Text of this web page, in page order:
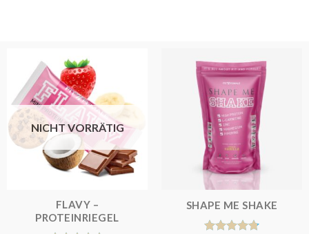
NICHT VORRÄTIG
FLAVY –
PROTEINRIEGEL
SHAPE ME SHAKE